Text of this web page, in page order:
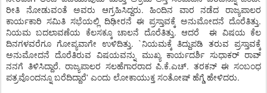
ರೀತಿ ನೋಡುವಂತೆ ಅವರು ಆಗ್ರಹಿಸಿದ್ದರು. ಹಿಂದಿನ ವಾರ ನಡೆದ ರಾಜ್ಯಪಾಲರ
ಕಾರ್ಯಕಾರಿ ಸಮಿತಿ ಸಭೆಯಲ್ಲಿ ದಿಢೀರನೆ ಈ ಪ್ರಸ್ತಾವಕ್ಕೆ ಅನುಮೋದನೆ ದೊರೆತಿತ್ತು.
ನಿಯಮ ಬದಲಾವಣೆಯ ಕೆಲಸಕ್ಕೂ ಚಾಲನೆ ದೊರೆತಿತ್ತು. ಆದರೆ ಈ ವಿಷಯ ಕೆಲ
ದಿನಗಳವರೆಗೂ ಗೋಪ್ಯವಾಗೇ ಉಳಿದಿತ್ತು. `ನಿಯಮಕ್ಕೆ ತಿದ್ದುಪಡಿ ತರುವ ಪ್ರಸ್ತಾವಕ್ಕೆ
ಅನುಮೋದನೆ ದೊರೆತಿರುವ ವಿಷಯವನ್ನು ಮುಖ್ಯ ಕಾರ್ಯದರ್ಶಿ ಸುಧಾಕರ್ ರಾವ್
ನನಗೆ ತಿಳಿಸಿದ್ದಾರೆ. ರಾಜ್ಯಪಾಲರ ಸಲಹೆಗಾರರಾದ ಪಿ.ಕೆ.ಎಚ್. ತರಕನ್ ಈ ಸಂಬಂಧ
ಪತ್ರವೊಂದನ್ನೂ ಬರೆದಿದ್ದಾರೆ' ಎಂದು ಲೋಕಾಯುಕ್ತ ಸಂತೋಷ್ ಹೆಗ್ಡೆ ಹೇಳಿದರು.